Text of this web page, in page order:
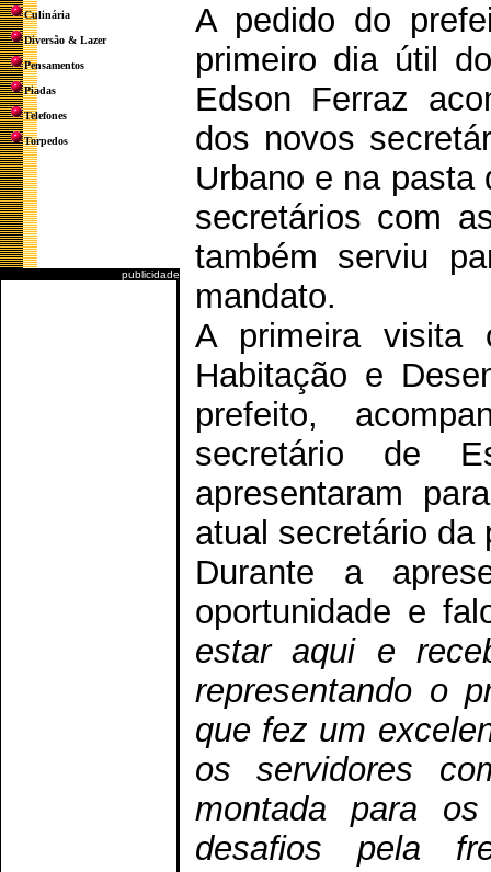
Culinária
Diversão & Lazer
Pensamentos
Piadas
Telefones
Torpedos
publicidade
A pedido do
primeiro dia útil
Edson Ferraz
dos novos
Urbano e na pasta
secretários com
também serviu
mandato.
A primeira visita
Habitação e
prefeito,
secretário de
apresentaram
atual secretário da
Durante a
oportunidade e
estar aqui e
representando o
que fez um
os servidores
montada para
desafios pela